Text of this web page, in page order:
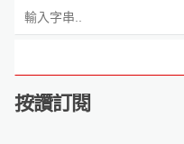
按讚訂閱